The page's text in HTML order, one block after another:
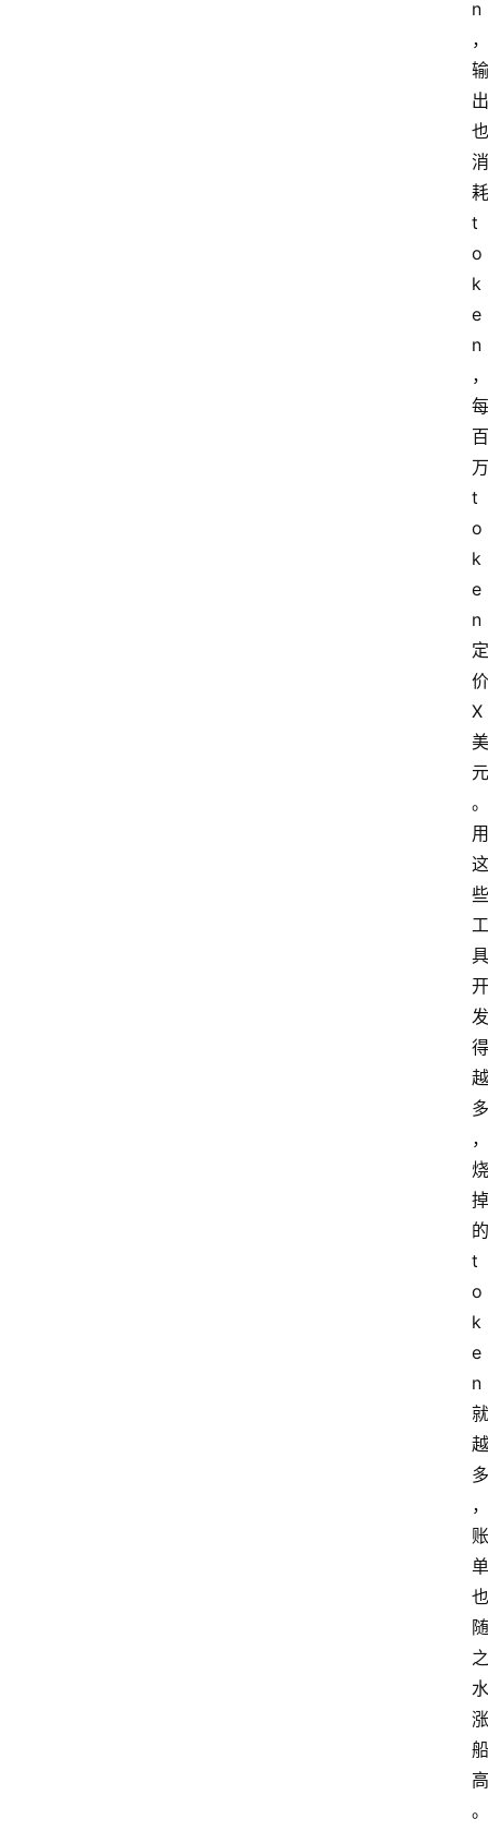
n
，
输
出
也
消
耗
t
o
k
e
n
，
每
百
万
t
o
k
e
n
定
价
X
美
元
。
用
这
些
工
具
开
发
得
越
多
，
烧
掉
的
t
o
k
e
n
就
越
多
，
账
单
也
随
之
水
涨
船
高
。